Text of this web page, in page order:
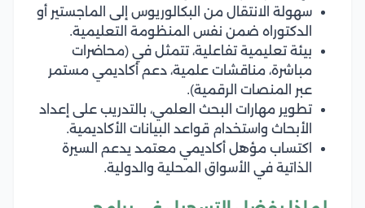
سهولة الانتقال من البكالوريوس إلى الماجستير أو
الدكتوراه ضمن نفس المنظومة التعليمية.
بيئة تعليمية تفاعلية، تتمثل في (محاضرات
مباشرة، مناقشات علمية، دعم أكاديمي مستمر
عبر المنصات الرقمية).
تطوير مهارات البحث العلمي، بالتدريب على إعداد
الأبحاث واستخدام قواعد البيانات الأكاديمية.
اكتساب مؤهل أكاديمي معتمد يدعم السيرة
الذاتية في الأسواق المحلية والدولية.